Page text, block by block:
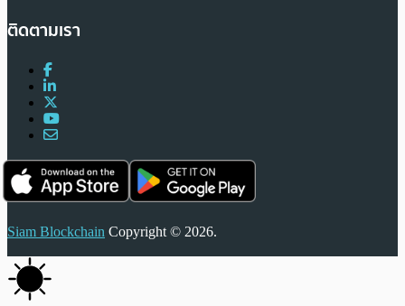
ติดตามเรา
Siam Blockchain Copyright © 2026.